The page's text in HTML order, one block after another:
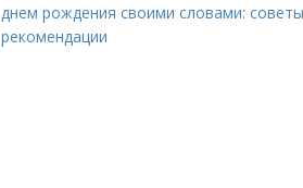
днем рождения своими словами:
рекомендации